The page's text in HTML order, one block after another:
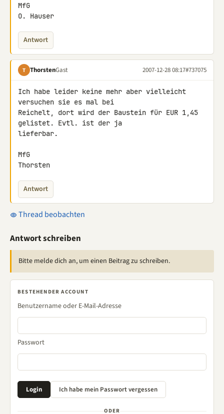
MfG
O. Hauser
Antwort
T ThorstenGast 2007-12-28 08:17#737075
Ich habe leider keine mehr aber vielleicht
versuchen sie es mal bei
Reichelt, dort wird der Baustein für EUR 1,45
gelistet. Evtl. ist der ja
lieferbar.
MfG
Thorsten
Antwort
Thread beobachten
Antwort schreiben
Bitte melde dich an, um einen Beitrag zu schreiben.
BESTEHENDER ACCOUNT
Benutzername oder E-Mail-Adresse
Passwort
ODER